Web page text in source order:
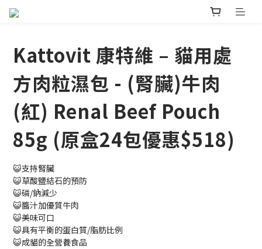
Kattovit 康特維 – 貓用處
方肉粒濕包 - (腎臟)牛肉
(紅) Renal Beef Pouch
85g (原盒24包優惠$518)
😺支持腎臟
😺草酸鹽結石的預防
😺磷/鈉減少
😺醬汁加優質牛肉
😺美味可口
😺具有平衡的蛋白質/脂肪比例
😺成貓的全營養食品